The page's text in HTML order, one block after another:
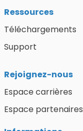
Ressources
Téléchargements
Support
Rejoignez-nous
Espace carrières
Espace partenaires